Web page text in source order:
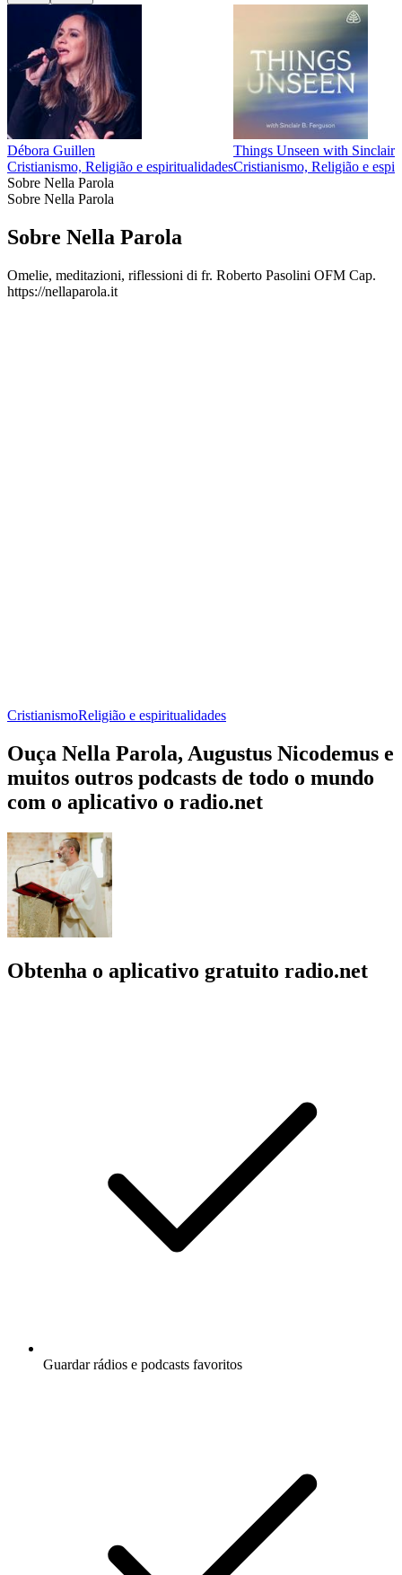
Débora Guillen
Cristianismo, Religião e espiritualidades
Things Unseen with Sinclair
Cristianismo, Religião e
Sobre Nella Parola
Sobre Nella Parola
Sobre Nella Parola
Omelie, meditazioni, riflessioni di fr. Roberto Pasolini OFM Cap.
https://nellaparola.it
CristianismoReligião e espiritualidades
Ouça Nella Parola, Augustus Nicodemus e
muitos outros podcasts de todo o mundo
com o aplicativo o radio.net
Obtenha o aplicativo gratuito radio.net
Guardar rádios e podcasts favoritos